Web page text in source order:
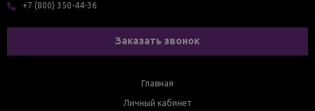
+7 (800) 350-44-36
Заказать звонок
Главная
Личный кабинет